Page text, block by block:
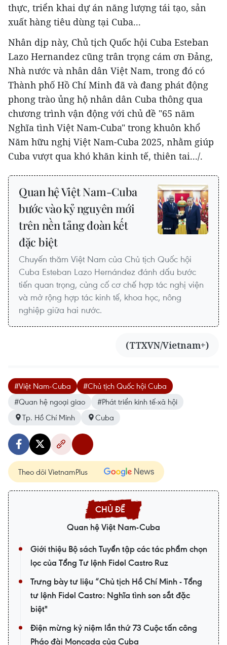
thực, triển khai dự án năng lượng tái tạo, sản
xuất hàng tiêu dùng tại Cuba...
Nhân dịp này, Chủ tịch Quốc hội Cuba Esteban
Lazo Hernandez cũng trân trọng cám ơn Đảng,
Nhà nước và nhân dân Việt Nam, trong đó có
Thành phố Hồ Chí Minh đã và đang phát động
phong trào ủng hộ nhân dân Cuba thông qua
chương trình vận động với chủ đề "65 năm
Nghĩa tình Việt Nam-Cuba" trong khuôn khổ
Năm hữu nghị Việt Nam-Cuba 2025, nhằm giúp
Cuba vượt qua khó khăn kinh tế, thiên tai.../.
Quan hệ Việt Nam-Cuba
bước vào kỷ nguyên mới
trên nền tảng đoàn kết
đặc biệt
Chuyến thăm Việt Nam của Chủ tịch Quốc hội
Cuba Esteban Lazo Hernández đánh dấu bước
tiến quan trọng, củng cố cơ chế hợp tác nghị viện
và mở rộng hợp tác kinh tế, khoa học, nông
nghiệp giữa hai nước.
(TTXVN/Vietnam+)
#Việt Nam-Cuba
#Chủ tịch Quốc hội Cuba
#Quan hệ ngoại giao
#Phát triển kinh tế-xã hội
Tp. Hồ Chí Minh
Cuba
Theo dõi VietnamPlus
Quan hệ Việt Nam-Cuba
Giới thiệu Bộ sách Tuyển tập các tác phẩm chọn
lọc của Tổng Tư lệnh Fidel Castro Ruz
Trưng bày tư liệu “Chủ tịch Hồ Chí Minh - Tổng
tư lệnh Fidel Castro: Nghĩa tình son sắt đặc
biệt"
Điện mừng kỷ niệm lần thứ 73 Cuộc tấn công
Pháo đài Moncada của Cuba